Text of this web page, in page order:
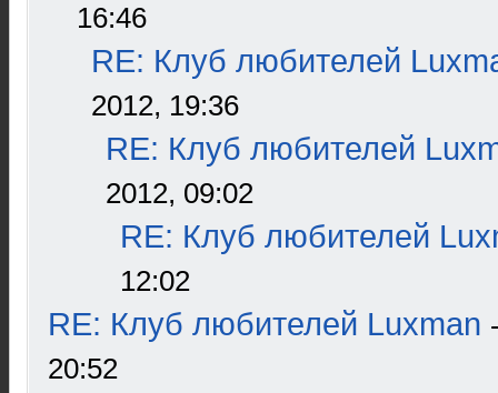
16:46
RE: Клуб любителей
2012, 19:36
RE: Клуб любителей
2012, 09:02
RE: Клуб любителей
12:02
RE: Клуб любителей Luxman
20:52